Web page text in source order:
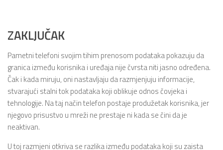
ZAKLJUČAK
Pametni telefoni svojim tihim prenosom podataka pokazuju da
granica između korisnika i uređaja nije čvrsta niti jasno određena.
Čak i kada miruju, oni nastavljaju da razmjenjuju informacije,
stvarajući stalni tok podataka koji oblikuje odnos čovjeka i
tehnologije. Na taj način telefon postaje produžetak korisnika, jer
njegovo prisustvo u mreži ne prestaje ni kada se čini da je
neaktivan.
U toj razmjeni otkriva se razlika između podataka koji su zaista